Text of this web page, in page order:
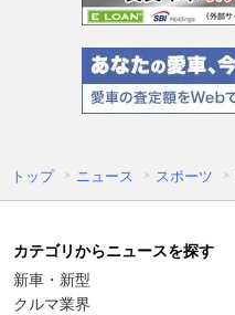
トップ ニュース スポーツ
カテゴリからニュースを探す
新車・新型
クルマ業界